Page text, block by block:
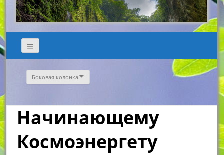
Боковая колонка
Начинающему
Космоэнергету